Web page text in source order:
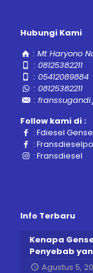
Hubungi Kami
:Mt Haryono
:08125382211
:05412089884
:08125382211
:
Follow kami di :
:Fdiesel
:
:Fransdiesel
Info Terbaru
Kenapa
Penyebab
Agustus 5,